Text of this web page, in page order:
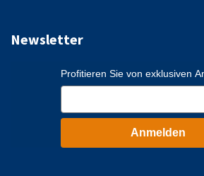
Newsletter
Profitieren Sie von exklusiven
Anmelden